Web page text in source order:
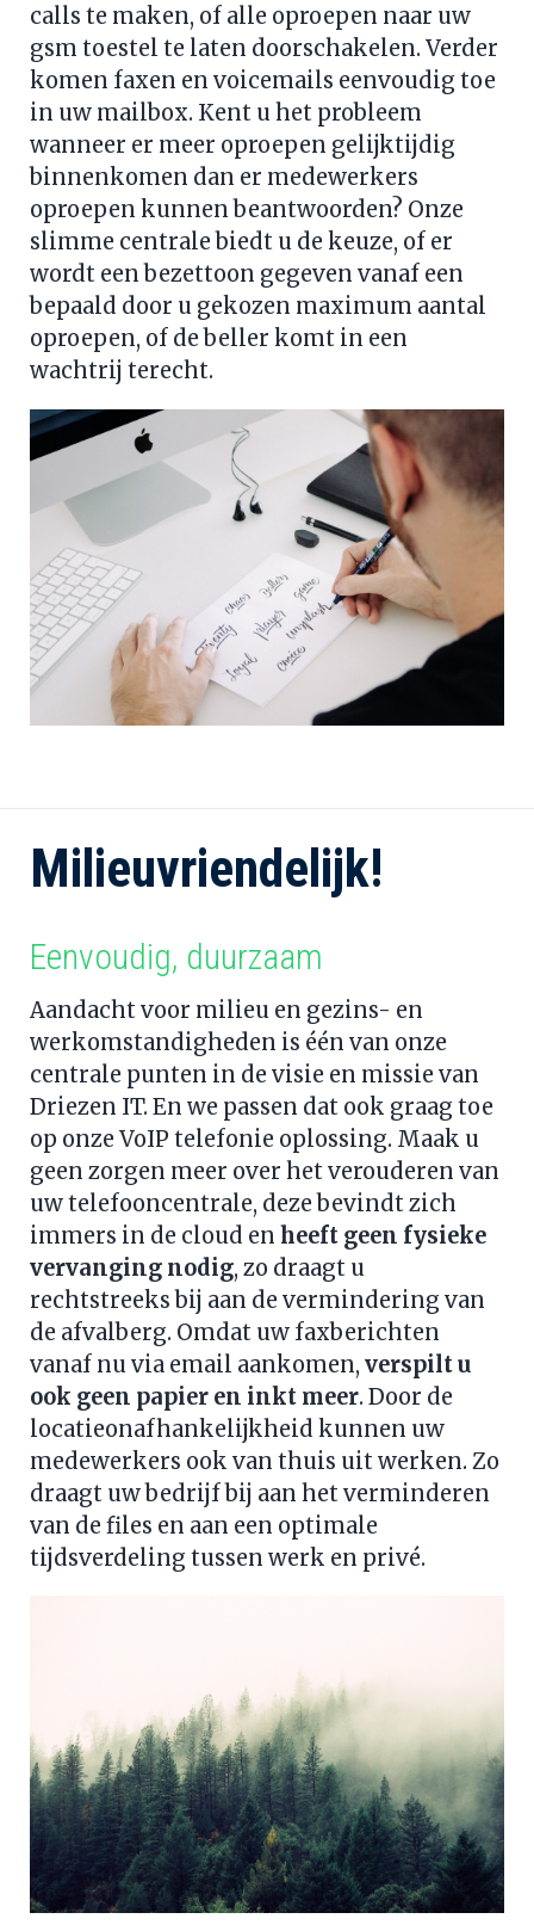
calls te maken, of alle oproepen naar uw
gsm toestel te laten doorschakelen. Verder
komen faxen en voicemails eenvoudig toe
in uw mailbox. Kent u het probleem
wanneer er meer oproepen gelijktijdig
binnenkomen dan er medewerkers
oproepen kunnen beantwoorden? Onze
slimme centrale biedt u de keuze, of er
wordt een bezettoon gegeven vanaf een
bepaald door u gekozen maximum aantal
oproepen, of de beller komt in een
wachtrij terecht.
Milieuvriendelijk!
Eenvoudig, duurzaam
Aandacht voor milieu en gezins- en
werkomstandigheden is één van onze
centrale punten in de visie en missie van
Driezen IT. En we passen dat ook graag toe
op onze VoIP telefonie oplossing. Maak u
geen zorgen meer over het verouderen van
uw telefooncentrale, deze bevindt zich
immers in de cloud en heeft geen fysieke
vervanging nodig, zo draagt u
rechtstreeks bij aan de vermindering van
de afvalberg. Omdat uw faxberichten
vanaf nu via email aankomen, verspilt u
ook geen papier en inkt meer. Door de
locatieonafhankelijkheid kunnen uw
medewerkers ook van thuis uit werken. Zo
draagt uw bedrijf bij aan het verminderen
van de files en aan een optimale
tijdsverdeling tussen werk en privé.